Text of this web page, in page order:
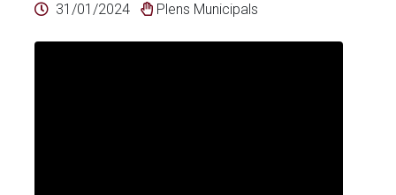
31/01/2024
Plens Municipals